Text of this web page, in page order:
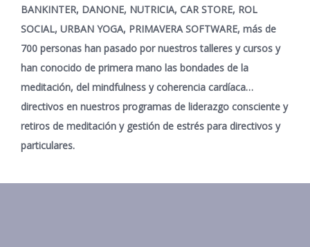
BANKINTER, DANONE, NUTRICIA, CAR STORE, ROL
SOCIAL, URBAN YOGA, PRIMAVERA SOFTWARE, más de
700 personas han pasado por nuestros talleres y cursos y
han conocido de primera mano las bondades de la
meditación, del mindfulness y coherencia cardíaca…
directivos en nuestros programas de liderazgo consciente y
retiros de meditación y gestión de estrés para directivos y
particulares.